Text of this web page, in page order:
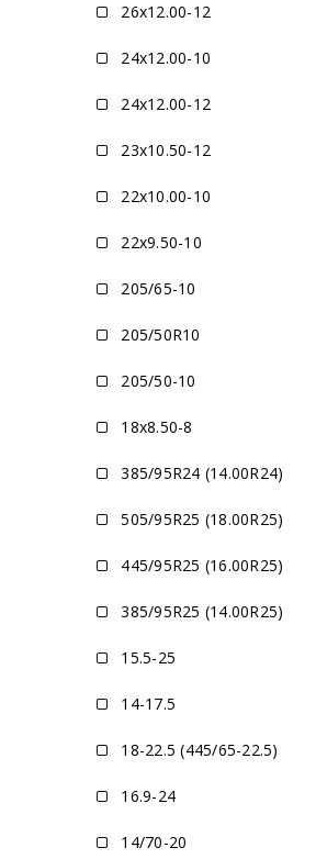
26x12.00-12
24x12.00-10
24x12.00-12
23x10.50-12
22x10.00-10
22x9.50-10
205/65-10
205/50R10
205/50-10
18x8.50-8
385/95R24 (14.00R24)
505/95R25 (18.00R25)
445/95R25 (16.00R25)
385/95R25 (14.00R25)
15.5-25
14-17.5
18-22.5 (445/65-22.5)
16.9-24
14/70-20